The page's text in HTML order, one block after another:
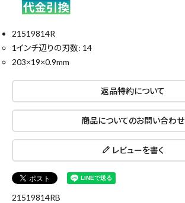
21519814R
1インチ辺りの刃数: 14
203×19×0.9mm
返品特約について
商品についてのお問い合わせ
レビューを書く
21519814RB